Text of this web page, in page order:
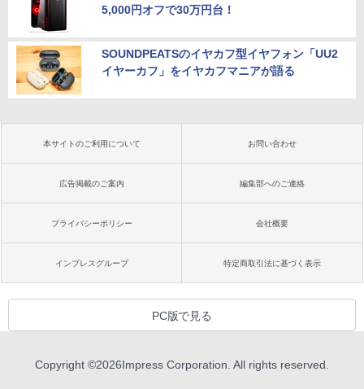
5,000円オフで30万円台！
SOUNDPEATSのイヤカフ型イヤフォン「UU2
イヤーカフ」をイヤカフマニアが語る
本サイトのご利用について お問い合わせ
広告掲載のご案内 編集部へのご連絡
プライバシーポリシー 会社概要
インプレスグループ 特定商取引法に基づく表示
PC版で見る
Copyright ©2026Impress Corporation. All rights reserved.